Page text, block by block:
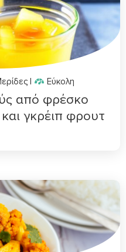
| Εύκολη
από φρέσκο
γκρέιπ φρουτ